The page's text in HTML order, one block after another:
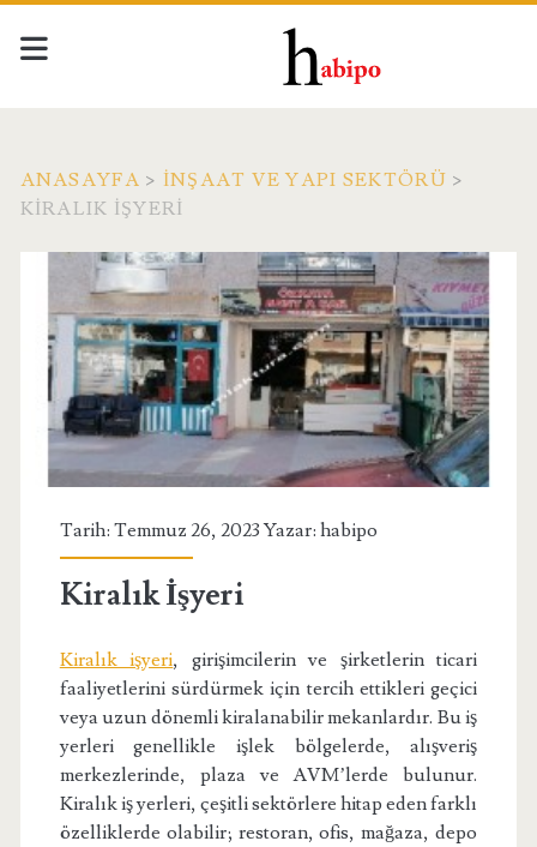
ANASAYFA > İNŞAAT VE YAPI SEKTÖRÜ >
KIRALIK İŞYERI
Tarih: Temmuz 26, 2023 Yazar: habipo
Kiralık İşyeri
Kiralık işyeri, girişimcilerin ve şirketlerin ticari
faaliyetlerini sürdürmek için tercih ettikleri geçici
veya uzun dönemli kiralanabilir mekanlardır. Bu iş
yerleri genellikle işlek bölgelerde, alışveriş
merkezlerinde, plaza ve AVM’lerde bulunur.
Kiralık iş yerleri, çeşitli sektörlere hitap eden farklı
özelliklerde olabilir; restoran, ofis, mağaza, depo